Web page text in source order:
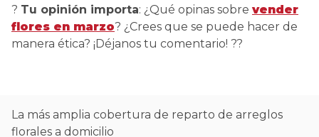
? Tu opinión importa: ¿Qué opinas sobre vender
flores en marzo? ¿Crees que se puede hacer de
manera ética? ¡Déjanos tu comentario! ??
La más amplia cobertura de reparto de arreglos
florales a domicilio